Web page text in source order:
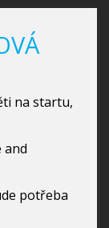
na startu,
and
potřeba